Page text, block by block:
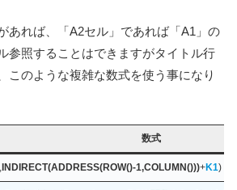
あれば、「A2セル」であれば「A1」の
参照することはできますがタイトル行
このような複雑な数式を使う事になり
数式
INDIRECT(ADDRESS(ROW()-1,COLUMN()))+K1)